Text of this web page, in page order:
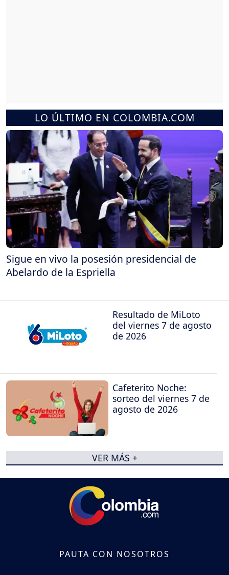
LO ÚLTIMO EN COLOMBIA.COM
Sigue en vivo la posesión presidencial de
Abelardo de la Espriella
Resultado de MiLoto
del viernes 7 de agosto
de 2026
Cafeterito Noche:
sorteo del viernes 7 de
agosto de 2026
VER MÁS +
PAUTA CON NOSOTROS